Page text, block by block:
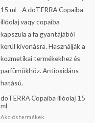
doTERRA Copaiba illóolaj 15
ml
Akciós termékek
990 Ft.
390 Ft.